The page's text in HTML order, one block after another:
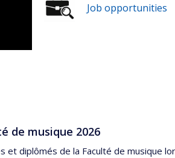
Job opportunities
de musique 2026
diplômés de la Faculté de musique